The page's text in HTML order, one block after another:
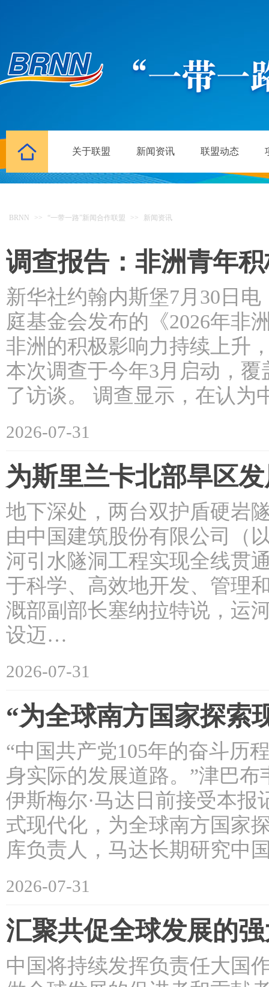
关于联盟 新闻资讯 联盟动态
BRNN >> “一带一路”新闻合作联盟 >> 新闻资讯
调查报告：非洲青年
新华社约翰内斯堡7月30日
庭基金会发布的《2026年非
非洲的积极影响力持续上升
本次调查于今年3月启动，覆
了访谈。 调查显示，在认
2026-07-31
为斯里兰卡北部旱区
地下深处，两台双护盾硬岩
由中国建筑股份有限公司（
河引水隧洞工程实现全线贯
于科学、高效地开发、管理
溉部副部长塞纳拉特说，运
设迈…
2026-07-31
“为全球南方国家探索
“中国共产党105年的奋斗历
身实际的发展道路。”津巴
伊斯梅尔·马达日前接受本
式现代化，为全球南方国家
库负责人，马达长期研究中
2026-07-31
汇聚共促全球发展的
中国将持续发挥负责任大国